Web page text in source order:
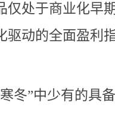
仅处于商业化早
驱动的全面盈利
冬”中少有的具